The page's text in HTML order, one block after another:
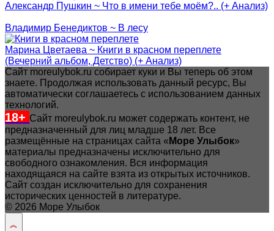
Александр Пушкин ~ Что в имени тебе моём?.. (+ Анализ)
Владимир Бенедиктов ~ В лесу
Марина Цветаева ~ Книги в красном переплете
(Вечерний альбом, Детство) (+ Анализ)
Сайт moreulybok.ru собирает куки и Вы теперь об этом
знаете. Продолжая использовать данный ресурс, Вы
автоматически соглашаетесь с использованием данных
технологий.
18+ Сайт moreulybok.ru может содержать контент, не
предназначенный для лиц младше 18 лет. Все
размещённые на страницах сайта « Море Улыбок»
материалы предназначены исключительно для
свободного ознакомления. Вся информация
находящаяся на сайте взята из открытых источников.
Сайт создан исключительно для сохранения
исторических ценностей в литературе.
© 2026 Море Улыбок